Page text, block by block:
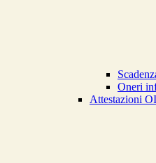
Oneri
Attestazioni